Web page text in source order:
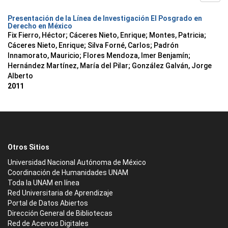
Presentación de la Línea de Investigación El Posgrado en
Derecho en México
Fix Fierro, Héctor; Cáceres Nieto, Enrique; Montes, Patricia;
Cáceres Nieto, Enrique; Silva Forné, Carlos; Padrón
Innamorato, Mauricio; Flores Mendoza, Imer Benjamín;
Hernández Martínez, María del Pilar; González Galván, Jorge
Alberto
2011
Otros Sitios
Universidad Nacional Autónoma de México
Coordinación de Humanidades UNAM
Toda la UNAM en línea
Red Universitaria de Aprendizaje
Portal de Datos Abiertos
Dirección General de Bibliotecas
Red de Acervos Digitales